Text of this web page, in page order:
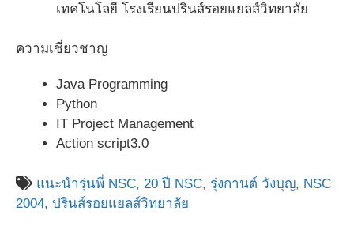
เทคโนโลยี โรงเรียนปรินส์รอยแยลส์วิทยาลัย
ความเชี่ยวชาญ
Java Programming
Python
IT Project Management
Action script3.0
แนะนำรุ่นพี่ NSC, 20 ปี NSC, รุ่งกานต์ วังบุญ, NSC
2004, ปรินส์รอยแยลส์วิทยาลัย